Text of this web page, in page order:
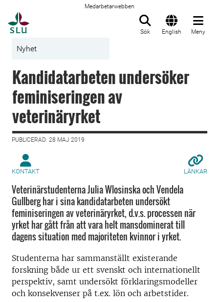
Medarbetarwebben
Sök English Meny
Nyhet
Kandidatarbeten undersöker
feminiseringen av
veterinäryrket
PUBLICERAD: 28 MAJ 2019
KONTAKT LÄNKAR
Veterinärstudenterna Julia Wlosinska och Vendela
Gullberg har i sina kandidatarbeten undersökt
feminiseringen av veterinäryrket, d.v.s. processen när
yrket har gått från att vara helt mansdominerat till
dagens situation med majoriteten kvinnor i yrket.
Studenterna har sammanställt existerande
forskning både ur ett svenskt och internationellt
perspektiv, samt undersökt förklaringsmodeller
och konsekvenser på t.ex. lön och arbetstider.